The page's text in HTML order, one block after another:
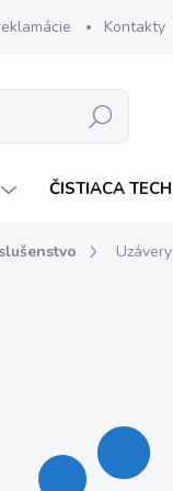
Kontakty
Hľadať
ČISTIACA